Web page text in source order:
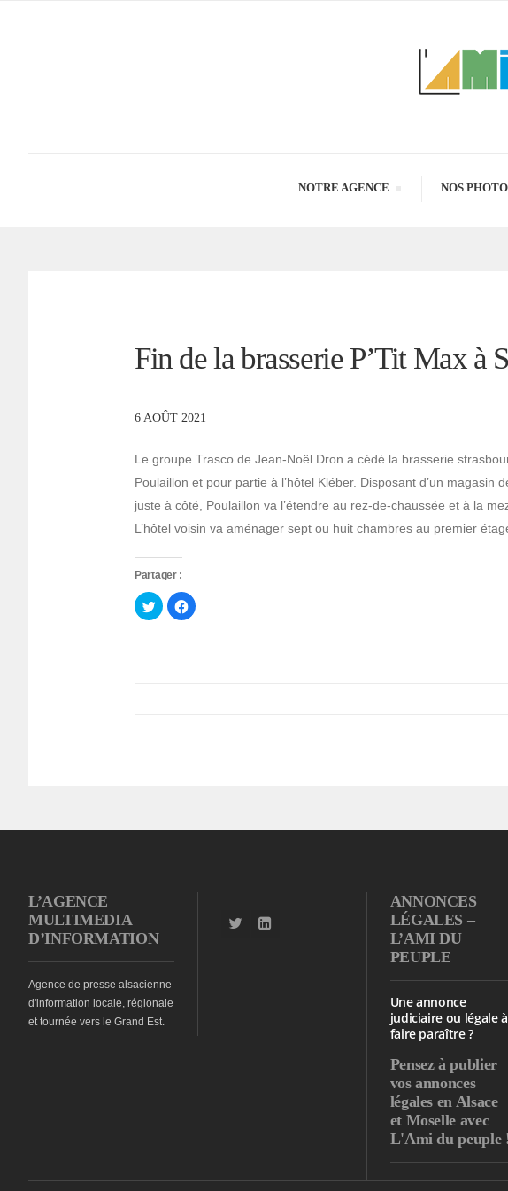
NOTRE AGENCE NOS
Fin de la brasserie P’Tit Max à
6 AOÛT 2021
Le groupe Trasco de Jean-Noël Dron a cédé la brasserie
Poulaillon et pour partie à l’hôtel Kléber. Disposant d’un magasin
juste à côté, Poulaillon va l’étendre au rez-de-chaussée et à la
L’hôtel voisin va aménager sept ou huit chambres au premier
Partager :
Cliquez
pour
partager
Cliquez
pour
L’AGENCE
MULTIMEDIA
D’INFORMATION
Agence de presse alsacienne
d'information locale, régionale
et tournée vers le Grand Est.
ANNONCES
LÉGALES –
L’AMI DU
PEUPLE
Une annonce
judiciaire ou légale à
faire paraître ?
Pensez à publier
vos annonces
légales en Alsace
et Moselle avec
L'Ami du peuple